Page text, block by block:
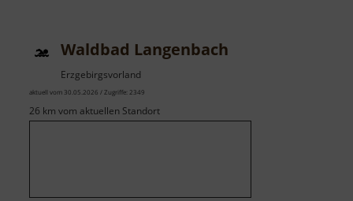
Waldbad Langenbach
Erzgebirgsvorland
aktuell vom 30.05.2026 / Zugriffe: 2349
26 km vom aktuellen Standort